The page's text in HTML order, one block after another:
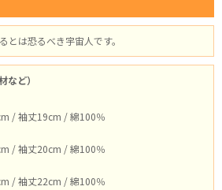
とは恐るべき宇宙人です。
など）
/ 袖丈19cm / 綿100％
/ 袖丈20cm / 綿100％
/ 袖丈22cm / 綿100％